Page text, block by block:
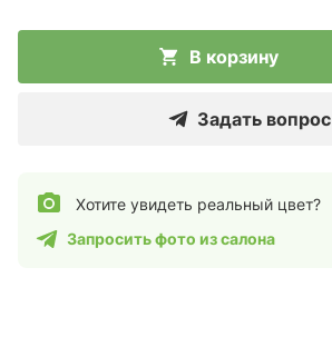
В корзину
Задать вопрос
Хотите увидеть реальный цвет?
Запросить фото из салона